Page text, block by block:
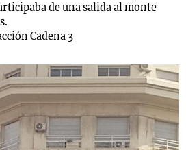
de una salida al monte
Cadena 3